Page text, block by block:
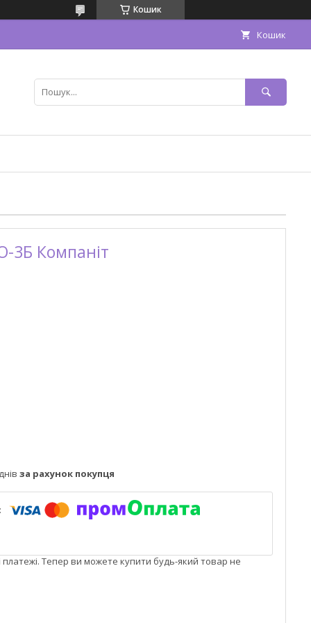
Кошик
Кошик
3Б Компаніт
за рахунок покупця
платежі. Тепер ви можете купити будь-який товар не